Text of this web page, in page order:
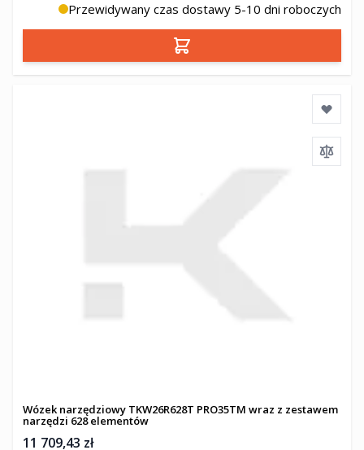
Przewidywany czas dostawy 5-10 dni roboczych
Dodaj do koszyka
Wózek narzędziowy TKW26R628T PRO35TM wraz z zestawem
narzędzi 628 elementów
11 709,43 zł